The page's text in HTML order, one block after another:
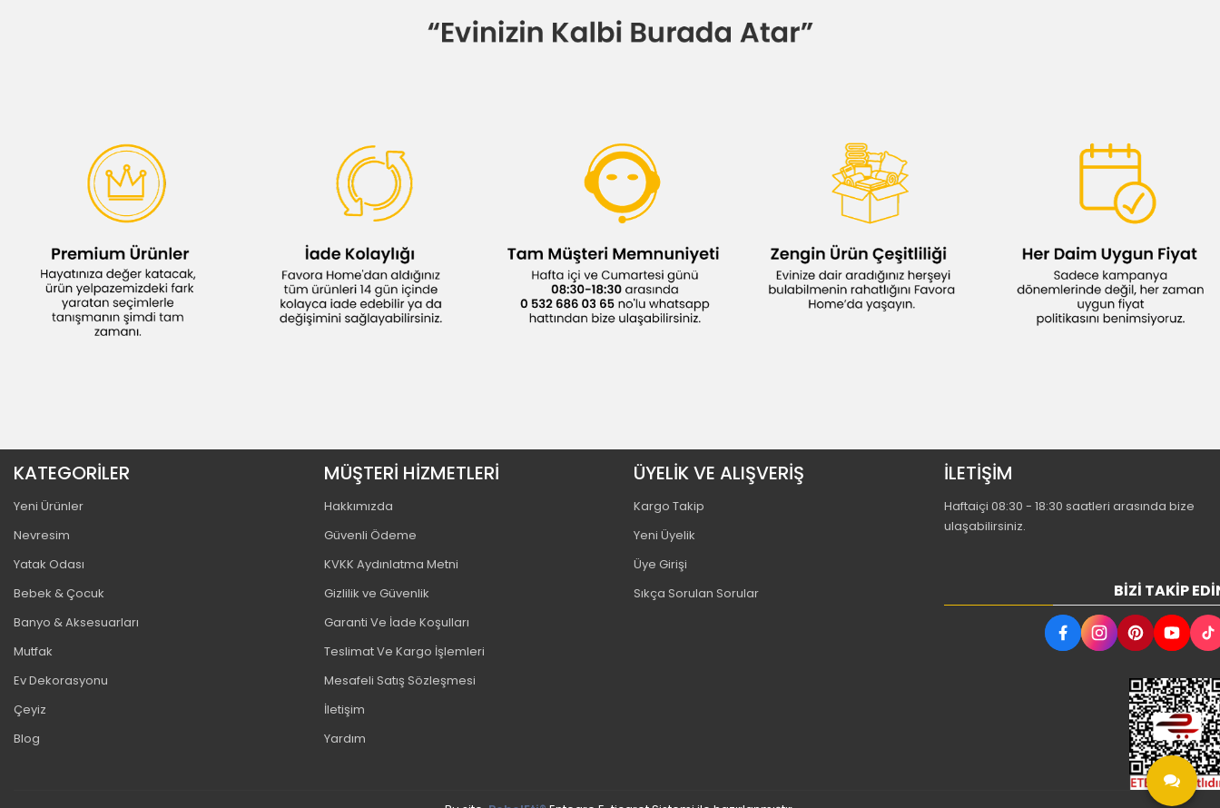
KATEGORİLER
Yeni Ürünler
Nevresim
Yatak Odası
Bebek & Çocuk
Banyo & Aksesuarları
Mutfak
Ev Dekorasyonu
Çeyiz
Blog
MÜŞTERİ HİZMETLERİ
Hakkımızda
Güvenli Ödeme
KVKK Aydınlatma Metni
Gizlilik ve Güvenlik
Garanti Ve İade Koşulları
Teslimat Ve Kargo İşlemleri
Mesafeli Satış Sözleşmesi
İletişim
Yardım
ÜYELİK VE ALIŞVERİŞ
Kargo Takip
Yeni Üyelik
Üye Girişi
Sıkça Sorulan Sorular
İLETİŞİM
Haftaiçi 08:30 - 18:30 saatleri arasında bize
ulaşabilirsiniz.
BIZI TAKIP